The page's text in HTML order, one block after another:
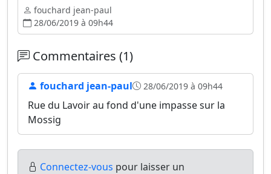
fouchard jean-paul
28/06/2019 à 09h44
Commentaires (1)
fouchard jean-paul 28/06/2019 à 09h44
Rue du Lavoir au fond d'une impasse sur la
Mossig
Connectez-vous pour laisser un